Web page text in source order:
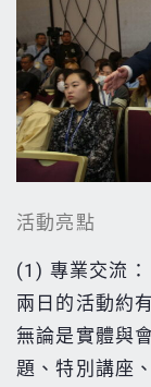
活動亮點
(1) 專業交流：
兩日的活動約
無論是實體與
題、特別講座